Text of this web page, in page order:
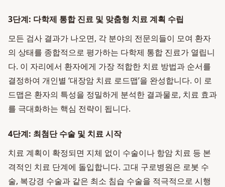
3단계: 다학제 통합 진료 및 맞춤형 치료 계획 수립
모든 검사 결과가 나오면, 각 분야의 전문의들이 모여 환자
의 상태를 종합적으로 평가하는 다학제 통합 진료가 열립니
다. 이 자리에서 환자에게 가장 적합한 치료 방법과 순서를
결정하여 개인별 ‘대장암 치료 로드맵’을 완성합니다. 이 로
드맵은 환자의 특성을 정밀하게 분석한 결과물로, 치료 효과
를 극대화하는 핵심 전략이 됩니다.
4단계: 최첨단 수술 및 치료 시작
치료 계획이 확정되면 지체 없이 수술이나 항암 치료 등 본
격적인 치료 단계에 돌입합니다. 고대 구로병원은 로봇 수
술, 복강경 수술과 같은 최소 침습 수술을 적극적으로 시행